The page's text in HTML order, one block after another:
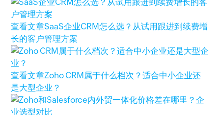
查看文章SaaS企业CRM怎么选？从试用跟进到续费增
长的客户管理方案
查看文章Zoho CRM属于什么档次？适合中小企业还
是大型企业？